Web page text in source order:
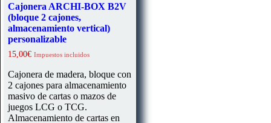
Cajonera ARCHI-BOX B2V
(bloque 2 cajones,
almacenamiento vertical)
personalizable
15,00€ Impuestos incluidos
Cajonera de madera, bloque con
2 cajones para almacenamiento
masivo de cartas o mazos de
juegos LCG o TCG.
Almacenamiento de cartas en